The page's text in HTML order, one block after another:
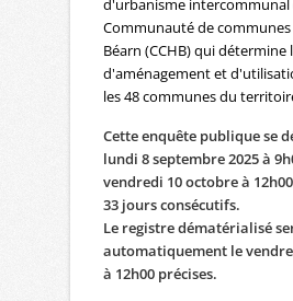
d'urbanisme intercommunal
Communauté de
Béarn (CCHB) qui
d'aménagement et
les 48 communes du
Cette enquête publique se
lundi 8 septembre 2025 à
vendredi 10 octobre à
33 jours consécutifs.
Le registre dématérialisé
automatiquement le
à 12h00 précises.